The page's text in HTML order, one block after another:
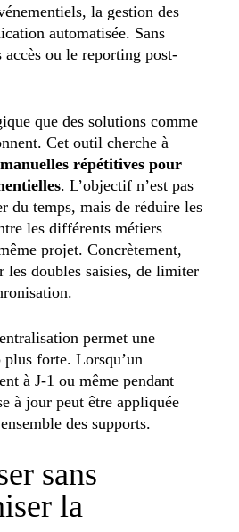
la gestion des
automatisée. Sans
ou le reporting post-
que des solutions comme
Cet outil cherche à
répétitives pour
. L’objectif n’est pas
du temps, mais de réduire les
les différents métiers
projet. Concrètement,
les doubles saisies, de limiter
permet une
forte. Lorsqu’un
à J-1 ou même pendant
à jour peut être appliquée
des supports.
sans
la